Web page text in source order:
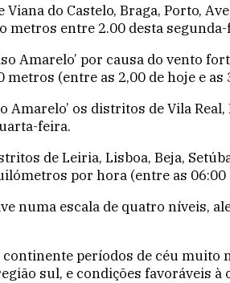
do Castelo, Braga, Porto,
metros entre 2.00 desta
Amarelo’ por causa do vento
metros (entre as 2,00 de hoje e
os distritos de Vila
feira.
de Leiria, Lisboa, Beja,
por hora (entre as 06:00
numa escala de quatro níveis,
períodos de céu
sul, e condições favoráveis